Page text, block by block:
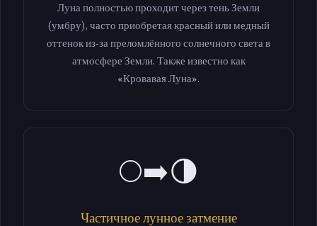
Луна полностью проходит через тень Земли
(умбру), часто приобретая красный или медный
оттенок из-за преломлённого солнечного света в
атмосфере Земли. Также известно как
«Кровавая Луна».
🌕➡️🌗
Частичное лунное затмение